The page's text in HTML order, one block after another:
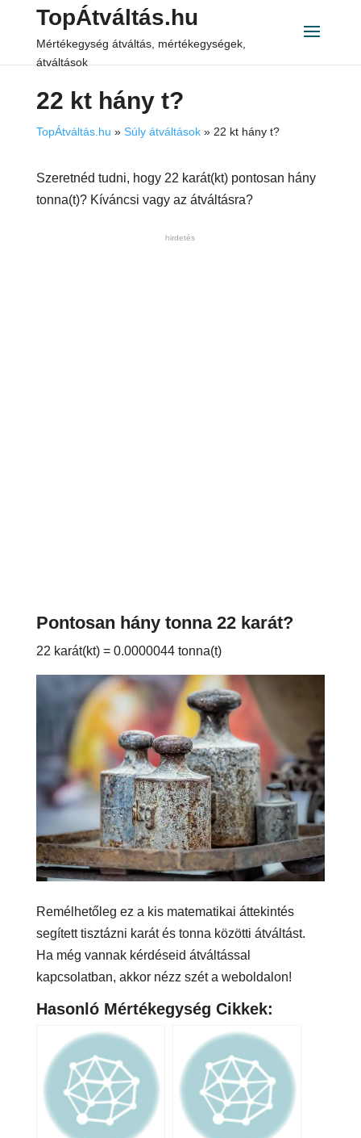
TopÁtváltás.hu
Mértékegység átváltás, mértékegységek,
átváltások
22 kt hány t?
TopÁtváltás.hu » Súly átváltások» 22 kt hány t?
Szeretnéd tudni, hogy 22 karát(kt) pontosan hány
tonna(t)? Kíváncsi vagy az átváltásra?
hirdetés
Pontosan hány tonna 22 karát?
22 karát(kt) = 0.0000044 tonna(t)
Remélhetőleg ez a kis matematikai áttekintés
segített tisztázni karát és tonna közötti átváltást.
Ha még vannak kérdéseid átváltással
kapcsolatban, akkor nézz szét a weboldalon!
Hasonló Mértékegység Cikkek: